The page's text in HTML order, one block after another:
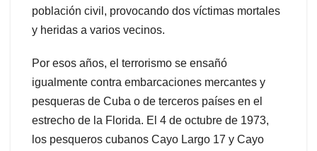
población civil, provocando dos víctimas mortales
y heridas a varios vecinos.
Por esos años, el terrorismo se ensañó
igualmente contra embarcaciones mercantes y
pesqueras de Cuba o de terceros países en el
estrecho de la Florida. El 4 de octubre de 1973,
los pesqueros cubanos Cayo Largo 17 y Cayo